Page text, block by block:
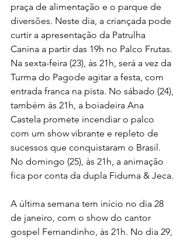
praça de alimentação e o parque de
diversões. Neste dia, a criançada pode
curtir a apresentação da Patrulha
Canina a partir das 19h no Palco Frutas.
Na sexta-feira (23), às 21h, será a vez da
Turma do Pagode agitar a festa, com
entrada franca na pista. No sábado (24),
também às 21h, a boiadeira Ana
Castela promete incendiar o palco
com um show vibrante e repleto de
sucessos que conquistaram o Brasil.
No domingo (25), às 21h, a animação
fica por conta da dupla Fiduma & Jeca.
A última semana tem início no dia 28
de janeiro, com o show do cantor
gospel Fernandinho, às 21h. No dia 29,